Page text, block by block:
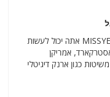
כדי לשלם עבור המוצרים שלך ב- MISSYEMPIRE אתה יכול לעשות
אמריקן
כגון ארנק דיגיטלי